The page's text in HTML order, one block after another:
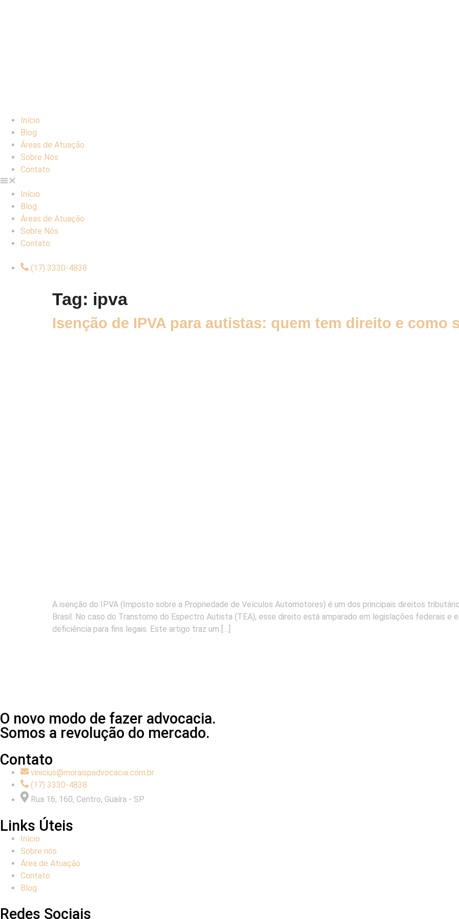
Início
Blog
Áreas de Atuação
Sobre Nós
Contato
Início
Blog
Áreas de Atuação
Sobre Nós
Contato
(17) 3330-4838
Tag: ipva
Isenção de IPVA para autistas: quem tem direito e como
A isenção do IPVA (Imposto sobre a Propriedade de Veículos Automotores) é um dos principais direitos
Brasil. No caso do Transtorno do Espectro Autista (TEA), esse direito está amparado em legislações federais e
deficiência para fins legais. Este artigo traz um […]
O novo modo de fazer advocacia.
Somos a revolução do mercado.
Contato
vinicius@moraispadvocacia.com.br
(17) 3330-4838
Rua 16, 160, Centro, Guaíra - SP
Links Úteis
Início
Sobre nós
Área de Atuação
Contato
Blog
Redes Sociais